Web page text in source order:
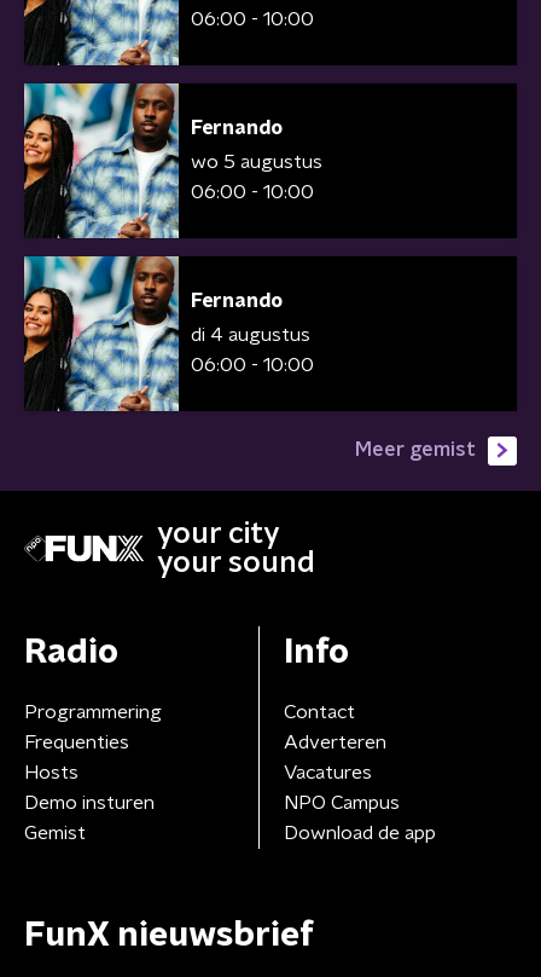
06:00 - 10:00
Fernando
wo 5 augustus
06:00 - 10:00
Fernando
di 4 augustus
06:00 - 10:00
Meer gemist
your city
your sound
Radio
Programmering
Frequenties
Hosts
Demo insturen
Gemist
Info
Contact
Adverteren
Vacatures
NPO Campus
Download de app
FunX nieuwsbrief